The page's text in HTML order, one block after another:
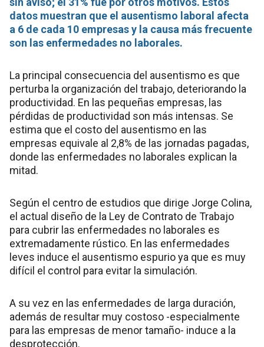
datos muestran que el ausentismo laboral afecta
a 6 de cada 10 empresas y la causa más frecuente
son las enfermedades no laborales.
La principal consecuencia del ausentismo es que
perturba la organización del trabajo, deteriorando la
productividad. En las pequeñas empresas, las
pérdidas de productividad son más intensas. Se
estima que el costo del ausentismo en las
empresas equivale al 2,8% de las jornadas pagadas,
donde las enfermedades no laborales explican la
mitad.
Según el centro de estudios que dirige Jorge Colina,
el actual diseño de la Ley de Contrato de Trabajo
para cubrir las enfermedades no laborales es
extremadamente rústico. En las enfermedades
leves induce el ausentismo espurio ya que es muy
difícil el control para evitar la simulación.
A su vez en las enfermedades de larga duración,
además de resultar muy costoso -especialmente
para las empresas de menor tamaño- induce a la
desprotección.